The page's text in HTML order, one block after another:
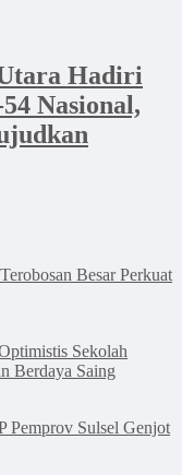
Hadiri
Nasional,
Besar Perkuat
Sekolah
Berdaya Saing
Pemprov Sulsel Genjot